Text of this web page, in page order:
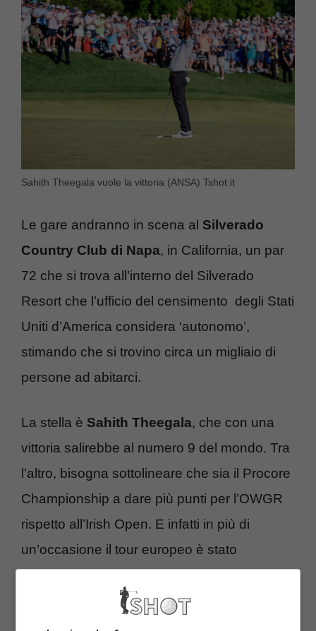
Sahith Theegala vuole la vittoria (ANSA) Tshot.it
Le gare andranno in scena al Silverado
Country Club di Napa, in California, un par
72 che si trova all’interno del Silverado
Resort che l’ufficio del censimento degli Stati
Uniti d’America considera ‘autonomo’,
stimando che si trovino circa un migliaio di
persone ad abitarci.
La stella è Sahith Theegala, che con una
vittoria salirebbe al numero 9 del mondo. Tra
l’altro, bisogna sottolineare che sia il Procore
Championship a dare più punti per l’OWGR
rispetto all’Irish Open. E infatti in più di
un’occasione il tour europeo è stato
bisogna dimenticareMaverick McNealy
vive uno stato di forma interessante, che ha